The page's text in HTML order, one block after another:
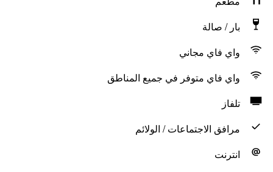
بار / صالة
واي فاي مجاني
واي فاي متوفر في جميع المناطق
تلفاز
مرافق الاجتماعات / الولائم
انترنت